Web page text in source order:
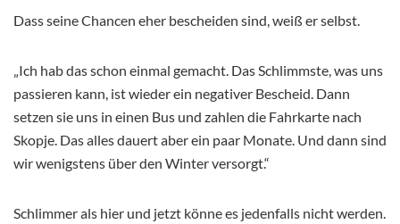
Dass seine Chancen eher bescheiden sind, weiß er selbst.
„Ich hab das schon einmal gemacht. Das Schlimmste, was uns
passieren kann, ist wieder ein negativer Bescheid. Dann
setzen sie uns in einen Bus und zahlen die Fahrkarte nach
Skopje. Das alles dauert aber ein paar Monate. Und dann sind
wir wenigstens über den Winter versorgt.“
Schlimmer als hier und jetzt könne es jedenfalls nicht werden.